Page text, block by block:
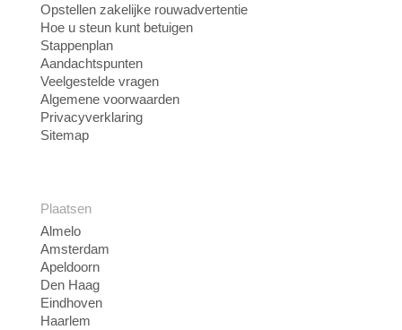
Opstellen zakelijke rouwadvertentie
Hoe u steun kunt betuigen
Stappenplan
Aandachtspunten
Veelgestelde vragen
Algemene voorwaarden
Privacyverklaring
Sitemap
Plaatsen
Almelo
Amsterdam
Apeldoorn
Den Haag
Eindhoven
Haarlem